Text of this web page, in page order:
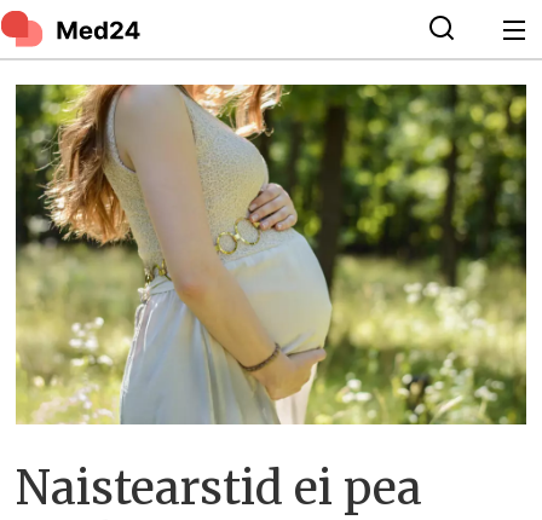
Naistearstid ei pea